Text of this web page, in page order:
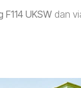
UKSW dan